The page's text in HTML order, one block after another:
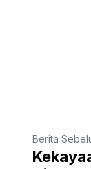
Berita